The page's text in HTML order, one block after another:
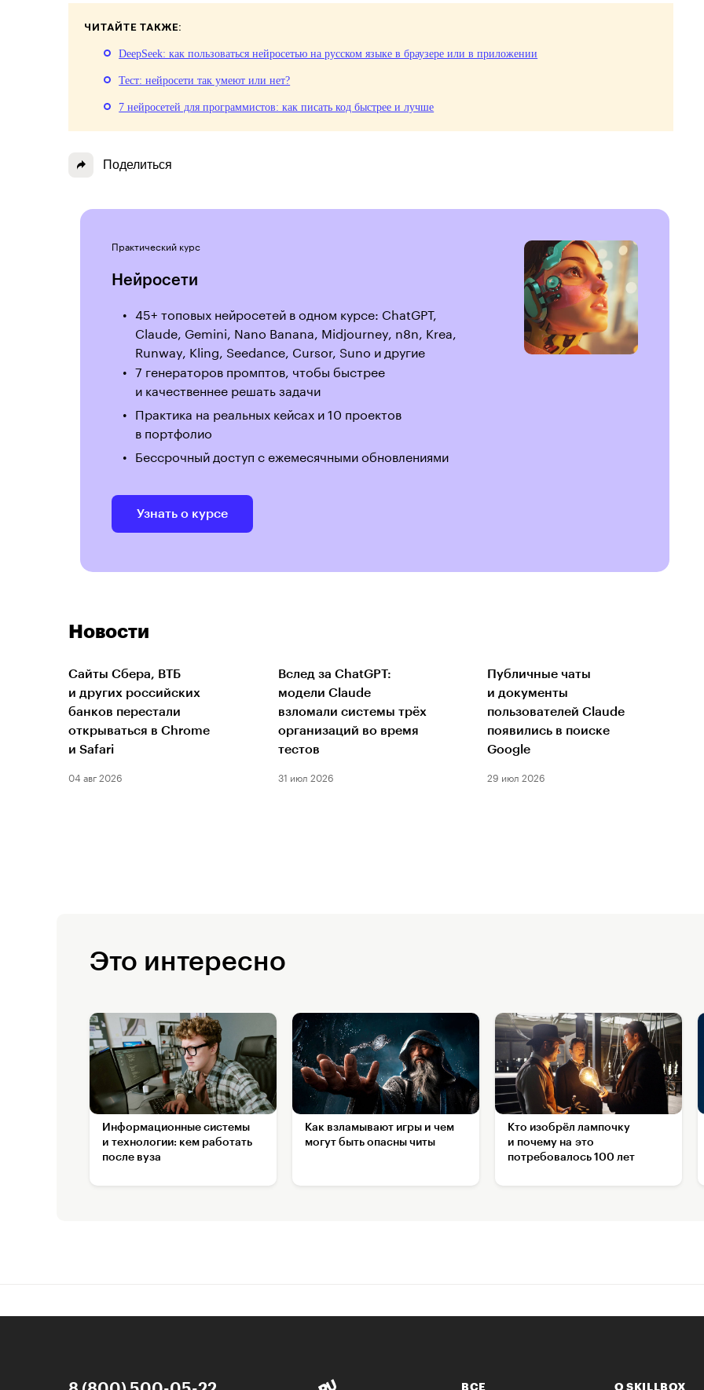
ЧИТАЙТЕ ТАКЖЕ:
DeepSeek: как пользоваться нейросетью на русском языке в браузере или в приложении
Тест: нейросети так умеют или нет?
7 нейросетей для программистов: как писать код быстрее и лучше
Поделиться
Практический курс
Нейросети
45+ топовых нейросетей в одном курсе: ChatGPT,
Claude, Gemini, Nano Banana, Midjourney, n8n, Krea,
Runway, Kling, Seedance, Cursor, Suno и другие
7 генераторов промптов, чтобы быстрее
и качественнее решать задачи
Практика на реальных кейсах и 10 проектов
в портфолио
Бессрочный доступ с ежемесячными обновлениями
Узнать о курсе
Новости
Сайты Сбера, ВТБ
и других российских
банков перестали
открываться в Chrome
и Safari
04 авг 2026
Вслед за ChatGPT:
модели Claude
взломали системы трёх
организаций во время
тестов
31 июл 2026
Публичные чаты
и документы
пользователей Claude
появились в поиске
Google
29 июл 2026
Это интересно
Информационные системы
и технологии: кем работать
после вуза
Как взламывают игры и чем
могут быть опасны читы
Кто изобрёл лампочку
и почему на это
потребовалось 100 лет
ВСЕ О SKILLBOX